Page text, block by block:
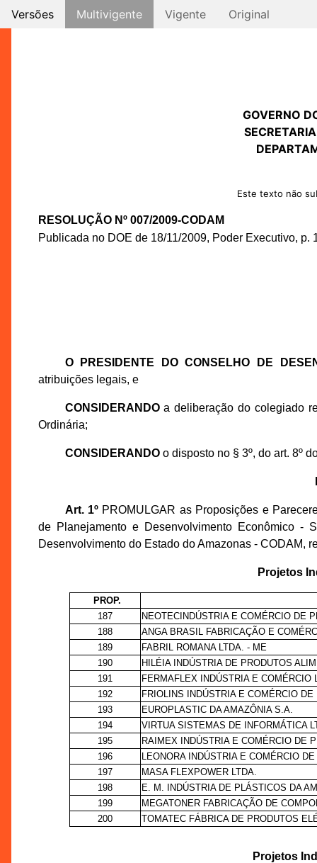
Versões Multivigente Vigente Original
GOVERNO
Este texto não
RESOLUÇÃO Nº 007/2009-CODAM
Publicada no DOE de 18/11/2009, Poder Executivo, p.
O PRESIDENTE DO CONSELHO DE
atribuições legais, e
CONSIDERANDOa deliberação do colegiado
Ordinária;
CONSIDERANDOo disposto no § 3º, do art. 8º
Art. 1º PROMULGAR as Proposições e
de Planejamento e Desenvolvimento Econômico -
Desenvolvimento do Estado do Amazonas - CODAM,
Projetos
PROP.
187
NEOTECINDÚSTRIA E COMÉRCIO DE
188
ANGA BRASIL FABRICAÇÃO E
189
FABRIL ROMANA LTDA. - ME
190
HILÉIA INDÚSTRIA DE PRODUTOS
191
FERMAFLEX INDÚSTRIA E COMÉRCIO
192
FRIOLINS INDÚSTRIA E COMÉRCIO
193
EUROPLASTIC DA AMAZÔNIA S.A.
194
VIRTUA SISTEMAS DE INFORMÁTICA
195
RAIMEX INDÚSTRIA E COMÉRCIO DE
196
LEONORA INDÚSTRIA E COMÉRCIO
197
MASA FLEXPOWER LTDA.
198
E. M. INDÚSTRIA DE PLÁSTICOS DA
199
MEGATONER FABRICAÇÃO DE
200
TOMATEC FÁBRICA DE PRODUTOS
Projetos